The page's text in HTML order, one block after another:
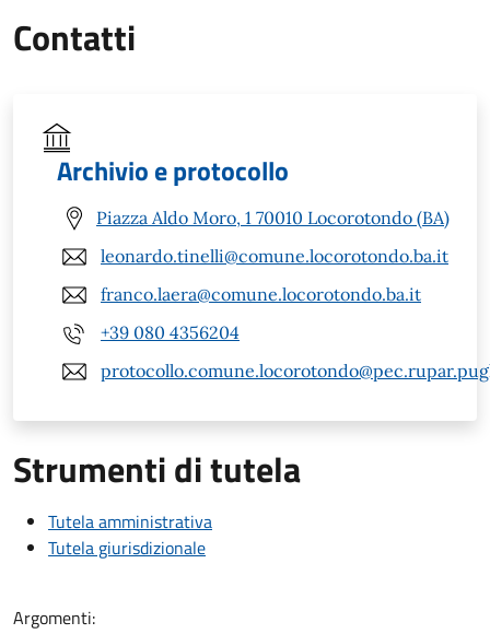
Contatti
Archivio e protocollo
Piazza Aldo Moro, 1 70010 Locorotondo (BA)
leonardo.tinelli@comune.locorotondo.ba.it
franco.laera@comune.locorotondo.ba.it
+39 080 4356204
Strumenti di tutela
Tutela amministrativa
Tutela giurisdizionale
Argomenti: